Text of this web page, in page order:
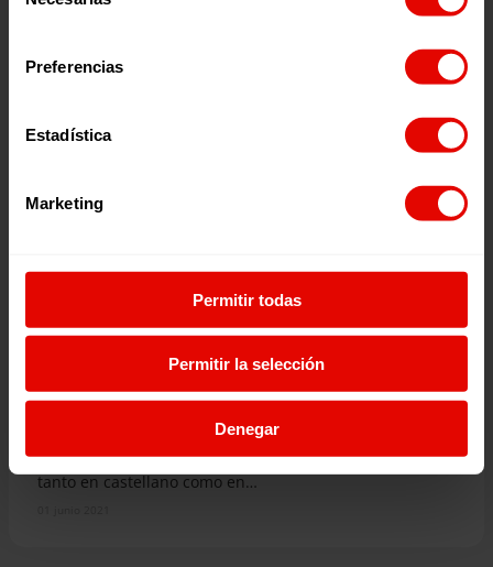
Preferencias
Estadística
Marketing
Permitir todas
Permitir la selección
Denegar
Recursos educativos
Os presentamos el calendario escolar de Entreculturas
para el curso 2021/2022, que ponemos a disposición
tanto en castellano como en…